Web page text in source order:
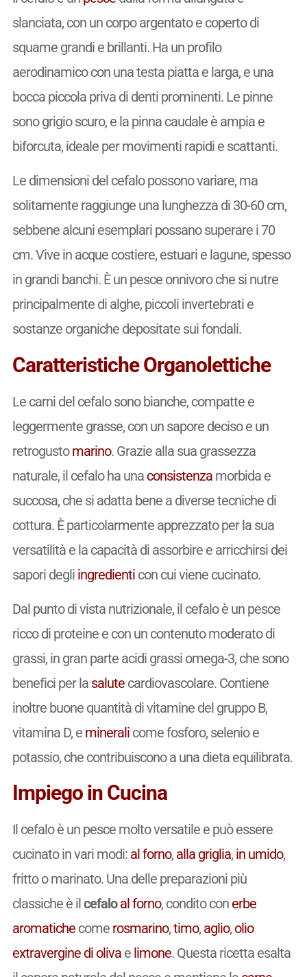
slanciata, con un corpo argentato e coperto di
squame grandi e brillanti. Ha un profilo
aerodinamico con una testa piatta e larga, e una
bocca piccola priva di denti prominenti. Le pinne
sono grigio scuro, e la pinna caudale è ampia e
biforcuta, ideale per movimenti rapidi e scattanti.
Le dimensioni del cefalo possono variare, ma
solitamente raggiunge una lunghezza di 30-60 cm,
sebbene alcuni esemplari possano superare i 70
cm. Vive in acque costiere, estuari e lagune, spesso
in grandi banchi. È un pesce onnivoro che si nutre
principalmente di alghe, piccoli invertebrati e
sostanze organiche depositate sui fondali.
Caratteristiche Organolettiche
Le carni del cefalo sono bianche, compatte e
leggermente grasse, con un sapore deciso e un
retrogustomarino. Grazie alla sua grassezza
naturale, il cefalo ha una consistenzamorbida e
succosa, che si adatta bene a diverse tecniche di
cottura. È particolarmente apprezzato per la sua
versatilità e la capacità di assorbire e arricchirsi dei
sapori degli ingredienticon cui viene cucinato.
Dal punto di vista nutrizionale, il cefalo è un pesce
ricco di proteine e con un contenuto moderato di
grassi, in gran parte acidi grassi omega-3, che sono
benefici per la salutecardiovascolare. Contiene
inoltre buone quantità di vitamine del gruppo B,
vitamina D, e mineralicome fosforo, selenio e
potassio, che contribuiscono a una dieta equilibrata.
Impiego in Cucina
Il cefalo è un pesce molto versatile e può essere
cucinato in vari modi: al forno, alla griglia, in umido,
fritto o marinato. Una delle preparazioni più
classiche è ilcefaloal forno, condito con erbe
aromatichecome rosmarino,timo, aglio, olio
extravergine di olivae limone. Questa ricetta esalta